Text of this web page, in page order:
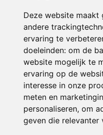
Deze website maakt
andere
ervaring te
doeleinden: om de
website mogelijk te
ervaring op de
interesse in onze
meten en
personaliseren, om
geven die relevanter
© 2026 De
Privacy policy|Disclaimer|